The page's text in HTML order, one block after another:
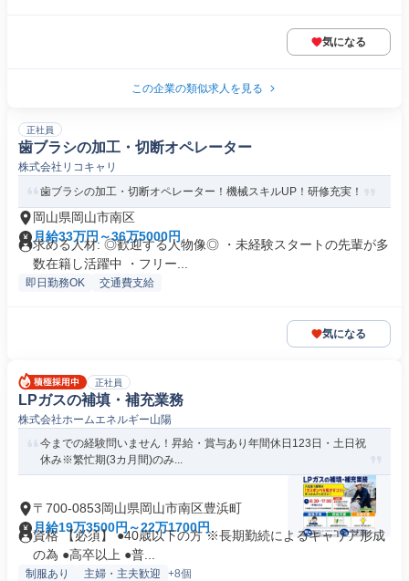
気になる
この企業の類似求人を見る
正社員
歯ブラシの加工・切断オペレーター
株式会社リコキャリ
歯ブラシの加工・切断オペレーター！機械スキルUP！研修充実！
岡山県岡山市南区
月給33万円～36万5000円
求める人材: ◎歓迎する人物像◎ ・未経験スタートの先輩が多
数在籍し活躍中 ・フリー...
即日勤務OK 交通費支給
気になる
正社員
LPガスの補填・補充業務
株式会社ホームエネルギー山陽
今までの経験問いません！昇給・賞与あり年間休日123日・土日祝
休み※繁忙期(3カ月間)のみ...
〒700-0853岡山県岡山市南区豊浜町
月給19万3500円～22万1700円
資格 【必須】 ●40歳以下の方 ※長期勤続によるキャリア形成
の為 ●高卒以上 ●普...
制服あり 主婦・主夫歓迎 +8個